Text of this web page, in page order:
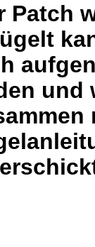
Patch
und